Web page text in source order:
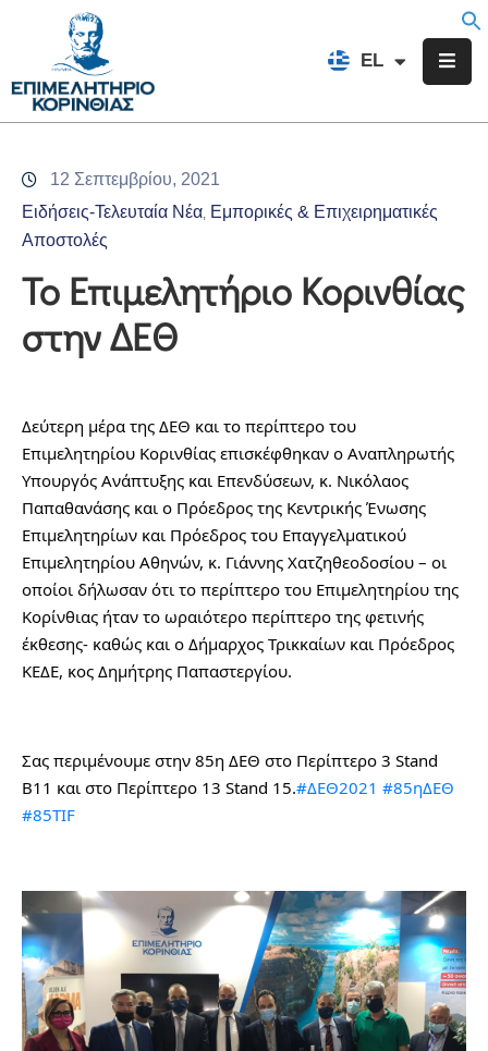
EL
FR
Επιμελητήριο
Υπηρεσίες
Προγράμματα
Δράσεις
Εκδηλώσεις
12 Σεπτεμβρίου, 2021
Ειδήσεις-Τελευταία Νέα Εμπορικές & Επιχειρηματικές
Αποστολές
Το Επιμελητήριο Κορινθίας
στην ΔΕΘ
Δεύτερη μέρα της ΔΕΘ και το περίπτερο του
Επιμελητηρίου Κορινθίας επισκέφθηκαν ο Αναπληρωτής
Υπουργός Ανάπτυξης και Επενδύσεων, κ. Νικόλαος
Παπαθανάσης και ο Πρόεδρος της Κεντρικής Ένωσης
Επιμελητηρίων και Πρόεδρος του Επαγγελματικού
Επιμελητηρίου Αθηνών, κ. Γιάννης Χατζηθεοδοσίου – οι
οποίοι δήλωσαν ότι το περίπτερο του Επιμελητηρίου της
Κορίνθιας ήταν το ωραιότερο περίπτερο της φετινής
έκθεσης- καθώς και o Δήμαρχος Τρικκαίων και Πρόεδρος
ΚΕΔΕ, κος Δημήτρης Παπαστεργίου.
Σας περιμένουμε στην 85η ΔΕΘ στο Περίπτερο 3 Stand
Β11 και στο Περίπτερο 13 Stand 15.#ΔΕΘ2021 #85ηΔΕΘ
#85TIF